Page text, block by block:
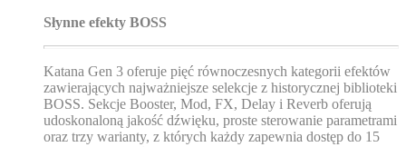
Słynne efekty BOSS
Katana Gen 3 oferuje pięć równoczesnych kategorii efektów
zawierających najważniejsze selekcje z historycznej biblioteki
BOSS. Sekcje Booster, Mod, FX, Delay i Reverb oferują
udoskonaloną jakość dźwięku, proste sterowanie parametrami
oraz trzy warianty, z których każdy zapewnia dostęp do 15